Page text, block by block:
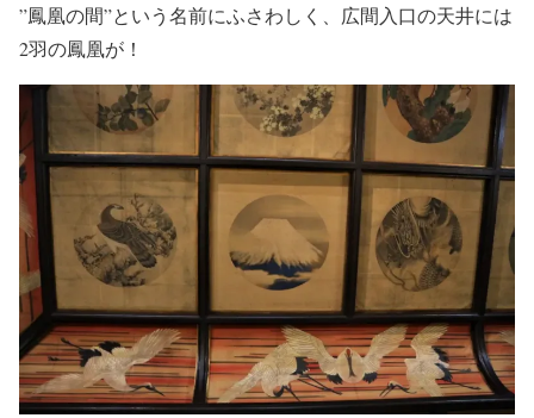
”鳳凰の間”という名前にふさわしく、広間入口の天井には
2羽の鳳凰が！